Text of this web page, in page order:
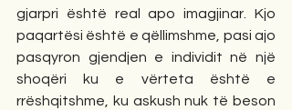
gjarpri është real apo imagjinar. Kjo
paqartësi është e qëllimshme, pasi ajo
pasqyron gjendjen e individit në një
shoqëri ku e vërteta është e
rrëshqitshme, ku askush nuk të beson